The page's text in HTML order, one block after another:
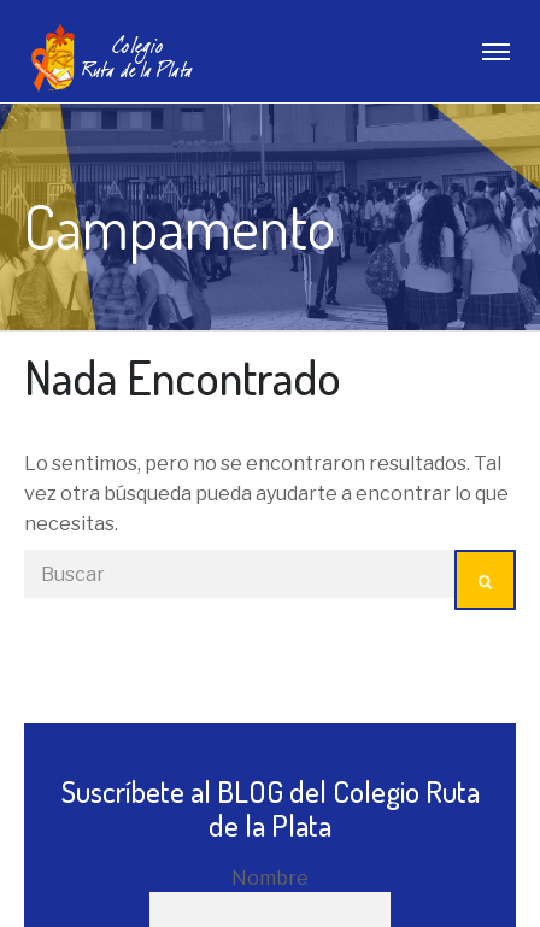
Campamento
Nada Encontrado
Lo sentimos, pero no se encontraron resultados. Tal
vez otra búsqueda pueda ayudarte a encontrar lo que
necesitas.
Suscríbete al BLOG del Colegio Ruta
de la Plata
Nombre